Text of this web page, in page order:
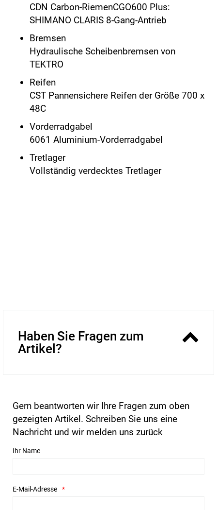
CDN Carbon-RiemenCGO600 Plus:
SHIMANO CLARIS 8-Gang-Antrieb
Bremsen
Hydraulische Scheibenbremsen von
TEKTRO
Reifen
CST Pannensichere Reifen der Größe 700 x
48C
Vorderradgabel
6061 Aluminium-Vorderradgabel
Tretlager
Vollständig verdecktes Tretlager
Haben Sie Fragen zum
Artikel?
Gern beantworten wir Ihre Fragen zum oben
gezeigten Artikel. Schreiben Sie uns eine
Nachricht und wir melden uns zurück
Ihr Name
E-Mail-Adresse